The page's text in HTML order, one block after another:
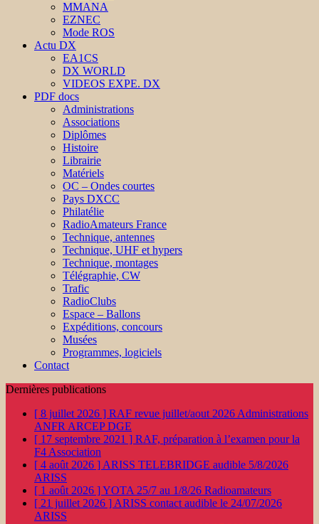
MMANA
EZNEC
Mode ROS
Actu DX
EA1CS
DX WORLD
VIDEOS EXPE. DX
PDF docs
Administrations
Associations
Diplômes
Histoire
Librairie
Matériels
OC – Ondes courtes
Pays DXCC
Philatélie
RadioAmateurs France
Technique, antennes
Technique, UHF et hypers
Technique, montages
Télégraphie, CW
Trafic
RadioClubs
Espace – Ballons
Expéditions, concours
Musées
Programmes, logiciels
Contact
Dernières publications
[ 8 juillet 2026 ] RAF revue juillet/aout 2026 Administrations
ANFR ARCEP DGE
[ 17 septembre 2021 ] RAF, préparation à l’examen pour la
F4 Association
[ 4 août 2026 ] ARISS TELEBRIDGE audible 5/8/2026
ARISS
[ 1 août 2026 ]YOTA 25/7 au 1/8/26 Radioamateurs
[ 21 juillet 2026 ] ARISS contact audible le 24/07/2026
ARISS